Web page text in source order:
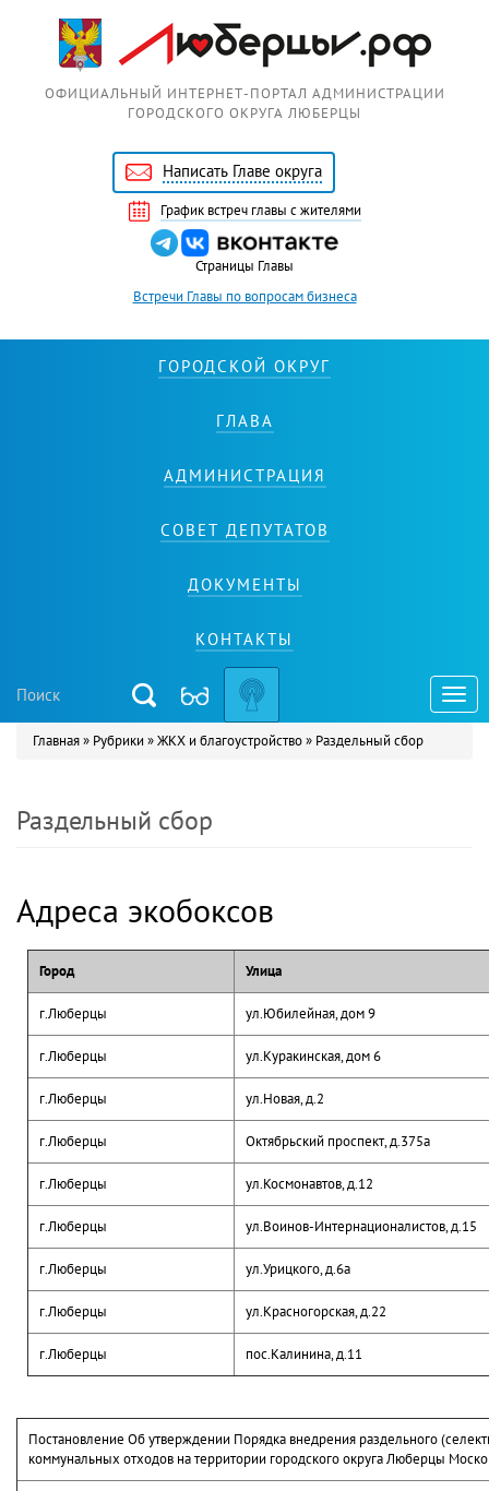
ОФИЦИАЛЬНЫЙ ИНТЕРНЕТ-ПОРТАЛ АДМИНИСТРАЦИИ
ГОРОДСКОГО ОКРУГА ЛЮБЕРЦЫ
Написать Главе округа
График встреч главы с жителями
Страницы Главы
Встречи Главы по вопросам бизнеса
ГОРОДСКОЙ ОКРУГ
ГЛАВА
АДМИНИСТРАЦИЯ
СОВЕТ ДЕПУТАТОВ
ДОКУМЕНТЫ
КОНТАКТЫ
Вы здесь
Главная» Рубрики »ЖКХ и благоустройство» Раздельный сбор
Раздельный сбор
Адреса экобоксов
Город Улица
г.Люберцы ул.Юбилейная, дом 9
г.Люберцы ул.Куракинская, дом 6
г.Люберцы ул.Новая, д.2
г.Люберцы Октябрьский проспект, д.375а
г.Люберцы ул.Космонавтов, д.12
г.Люберцы ул.Воинов-Интернационалистов, д.15
г.Люберцы ул.Урицкого, д.6а
г.Люберцы ул.Красногорская, д.22
г.Люберцы пос.Калинина, д.11
Постановление Об утверждении Порядка внедрения раздельного
коммунальных отходов на территории городского округа Люберцы